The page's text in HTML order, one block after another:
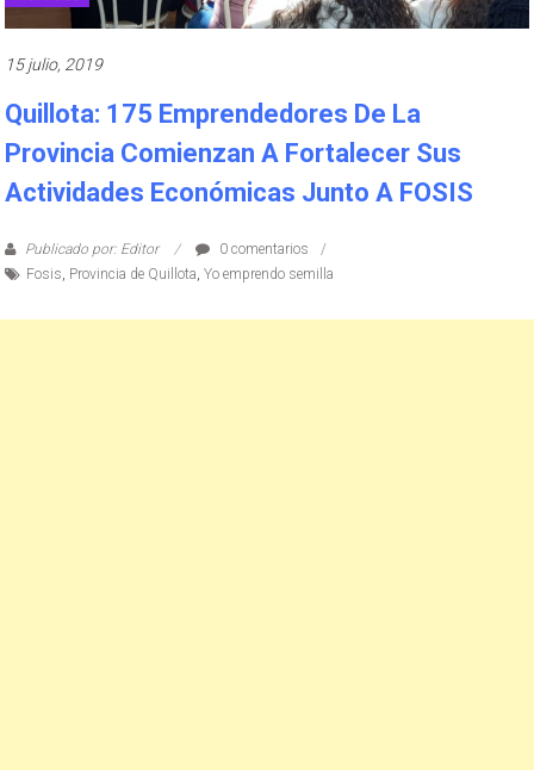
15 julio, 2019
Quillota: 175 Emprendedores De La
Provincia Comienzan A Fortalecer Sus
Actividades Económicas Junto A FOSIS
Publicado por: Editor
0 comentarios
Fosis Provincia de Quillota ,Yo emprendo semilla